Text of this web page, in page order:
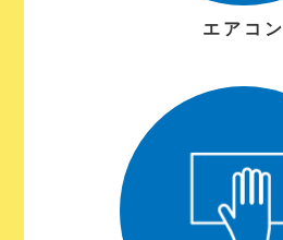
エアコン